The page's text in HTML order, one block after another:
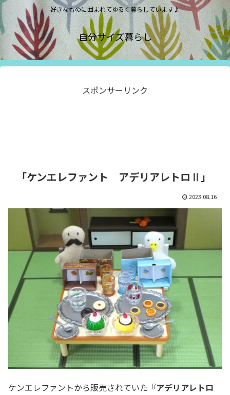
好きなものに囲まれてゆるく暮らしています♪
自分サイズ暮らし
スポンサーリンク
「ケンエレファント アデリアレトロⅡ」
2023.08.16
ケンエレファントから販売されていた 『アデリアレトロ